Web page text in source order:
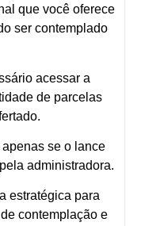
que você oferece
ser contemplado
acessar a
de parcelas
se o lance
administradora.
estratégica para
contemplação e